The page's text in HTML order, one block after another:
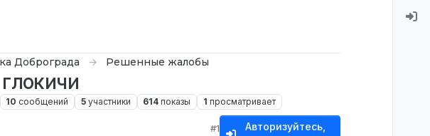
Доброграда Решенные жалобы
10 сообщений 5 участники 614 показы 1 просматривает
#1
Авторизуйтесь,